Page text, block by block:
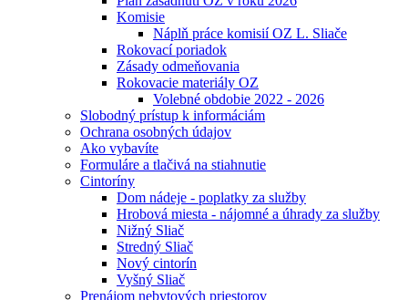
Komisie
Náplň práce komisií OZ L. Sliače
Rokovací poriadok
Zásady odmeňovania
Rokovacie materiály OZ
Volebné obdobie 2022 - 2026
Slobodný prístup k informáciám
Ochrana osobných údajov
Ako vybavíte
Formuláre a tlačivá na stiahnutie
Cintoríny
Dom nádeje - poplatky za služby
Hrobová miesta - nájomné a úhrady za služby
Nižný Sliač
Stredný Sliač
Nový cintorín
Vyšný Sliač
Prenájom nebytových priestorov